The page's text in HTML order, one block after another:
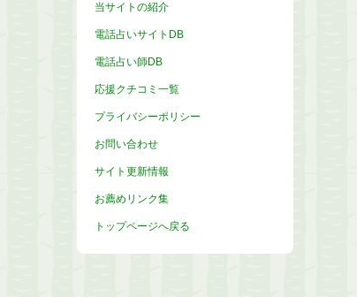
当サイトの紹介
電話占いサイトDB
電話占い師DB
応援クチコミ一覧
プライバシーポリシー
お問い合わせ
サイト更新情報
お薦めリンク集
トップページへ戻る